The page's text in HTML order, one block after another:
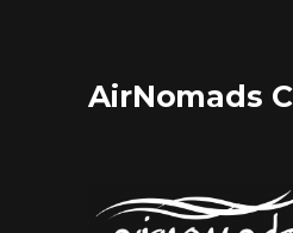
AirNomads